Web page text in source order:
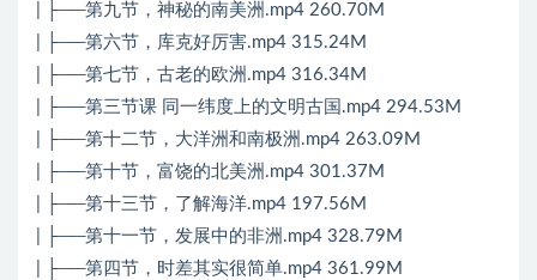
| ├──第九节，神秘的南美洲.mp4 260.70M
| ├──第六节，库克好厉害.mp4 315.24M
| ├──第七节，古老的欧洲.mp4 316.34M
| ├──第三节课 同一纬度上的文明古国.mp4 294.53M
| ├──第十二节，大洋洲和南极洲.mp4 263.09M
| ├──第十节，富饶的北美洲.mp4 301.37M
| ├──第十三节，了解海洋.mp4 197.56M
| ├──第十一节，发展中的非洲.mp4 328.79M
| ├──第四节，时差其实很简单.mp4 361.99M